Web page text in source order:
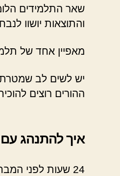
שאר התלמידים
והתוצאות יושוו
מאפיין אחד של
יש לשים לב
ההורים רוצים
איך להתנהג
24 שעות לפני המבחן, טוב לצאת עם כל בני המשפחה לבילוי משותף.